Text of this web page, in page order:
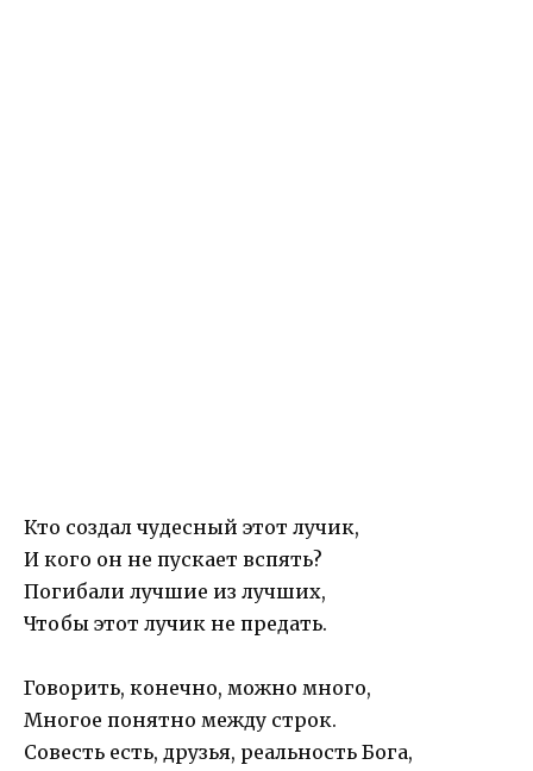
Кто создал чудесный этот лучик,
И кого он не пускает вспять?
Погибали лучшие из лучших,
Чтобы этот лучик не предать.
Говорить, конечно, можно много,
Многое понятно между строк.
Совесть есть, друзья, реальность Бога,